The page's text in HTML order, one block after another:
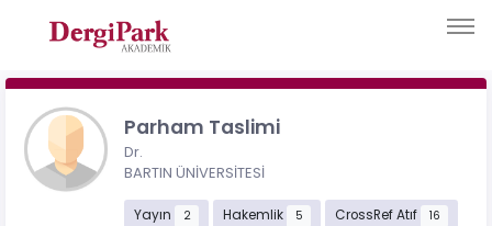
Parham Taslimi
Dr.
BARTIN ÜNİVERSİTESİ
Yayın 2 Hakemlik 5 CrossRef Atıf 16